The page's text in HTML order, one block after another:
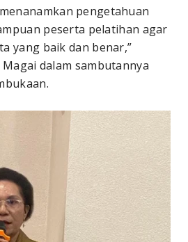
pengetahuan
peserta pelatihan agar
yang baik dan benar,”
dalam sambutannya